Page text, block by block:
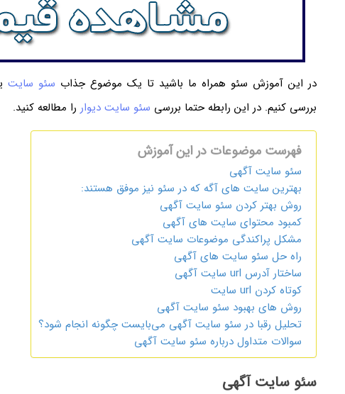
در این آموزش سئو همراه ما باشید تا یک موضوع جذاب سئو سایت
بررسی کنیم. در این رابطه حتما بررسی سئو سایت دیوار را مطالعه کنید.
فهرست موضوعات در این آموزش
سئو سایت آگهی
بهترین سایت های آگه که در سئو نیز موفق هستند:
روش بهتر کردن سئو سایت آگهی
کمبود محتوای سایت های آگهی
مشکل پراکندگی موضوعات سایت آگهی
راه حل سئو سایت های آگهی
ساختار آدرس url سایت آگهی
کوتاه کردن url سایت
روش های بهبود سئو سایت آگهی
تحلیل رقبا در سئو سایت آگهی می‌بایست چگونه انجام شود؟
سوالات متداول درباره سئو سایت آگهی
سئو سایت آگهی